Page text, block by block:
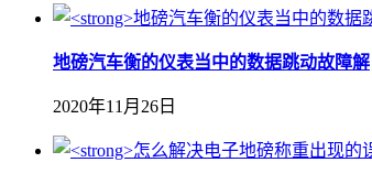
地磅汽车衡的仪表当中的数据跳动故障解
2020年11月26日